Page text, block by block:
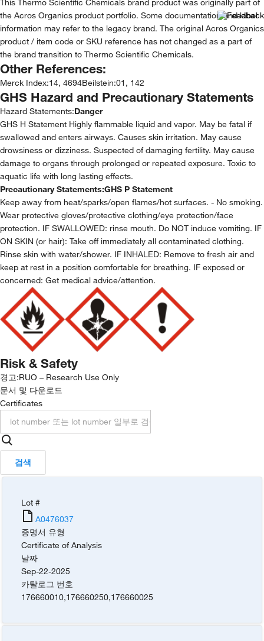
the Acros Organics product portfolio. Some documentation and label
information may refer to the legacy brand. The original Acros Organics
product / item code or SKU reference has not changed as a part of
the brand transition to Thermo Scientific Chemicals.
Other References:
Merck Index:14, 4694Beilstein:01, 142
GHS Hazard and Precautionary Statements
Hazard Statements:Danger
GHS H Statement Highly flammable liquid and vapor. May be fatal if
swallowed and enters airways. Causes skin irritation. May cause
drowsiness or dizziness. Suspected of damaging fertility. May cause
damage to organs through prolonged or repeated exposure. Toxic to
aquatic life with long lasting effects.
Precautionary Statements:GHS P Statement
Keep away from heat/sparks/open flames/hot surfaces. - No smoking.
Wear protective gloves/protective clothing/eye protection/face
protection. IF SWALLOWED: rinse mouth. Do NOT induce vomiting. IF
ON SKIN (or hair): Take off immediately all contaminated clothing.
Rinse skin with water/shower. IF INHALED: Remove to fresh air and
keep at rest in a position comfortable for breathing. IF exposed or
concerned: Get medical advice/attention.
Risk & Safety
경고:RUO – Research Use Only
문서 및 다운로드
Certificates
검색
Lot #
A0476037
증명서 유형
Certificate of Analysis
날짜
Sep-22-2025
카탈로그 번호
176660010,176660250,176660025